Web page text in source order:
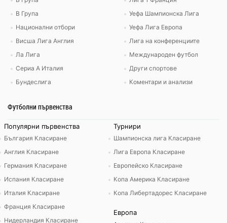
В Група
Национални отбори
Висша Лига Англия
Ла Лига
Сериа А Италия
Бундеслига
Уефа Шампионска Лига
Уефа Лига Европа
Лига на конференциите
Международен футбол
Други спортове
Коментари и анализи
Футболни първенства
Популярни първенства
България Класиране
Англия Класиране
Германия Класиране
Испания Класиране
Италия Класиране
Франция Класиране
Нидерландия Класиране
Турнири
Шампионска лига Класиране
Лига Европа Класиране
Европейско Класиране
Копа Америка Класиране
Копа Либертадорес Класиране
Европа